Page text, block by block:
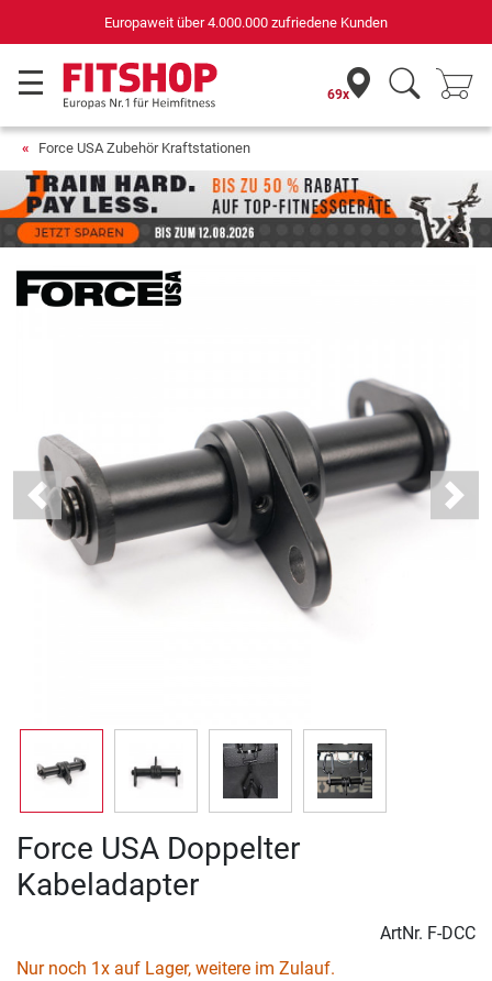
Europaweit über 4.000.000 zufriedene Kunden
69x
Force USA Zubehör Kraftstationen
Previous Next
Force USA Doppelter
Kabeladapter
ArtNr. F-DCC
Nur noch 1x auf Lager, weitere im Zulauf.